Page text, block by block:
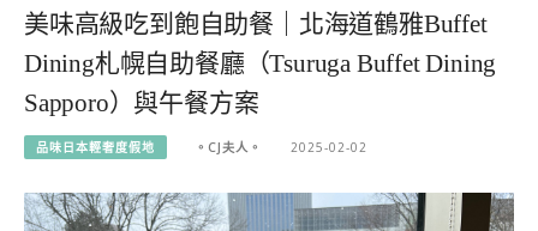
美味高級吃到飽自助餐｜北海道鶴雅Buffet
Dining札幌自助餐廳（Tsuruga Buffet Dining
Sapporo）與午餐方案
品味日本輕奢度假地 。CJ夫人。 2025-02-02